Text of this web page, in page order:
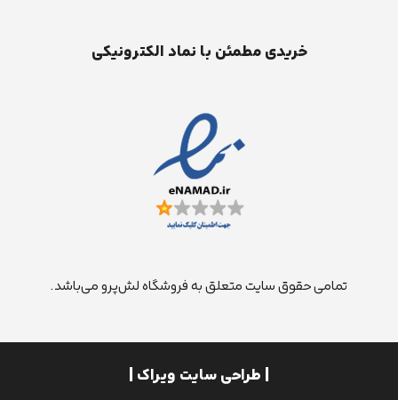
خریدی مطمئن با نماد الکترونیکی
تمامی حقوق سایت متعلق به فروشگاه لش‌پرو می‌باشد.
| طراحی سایت ویراک |